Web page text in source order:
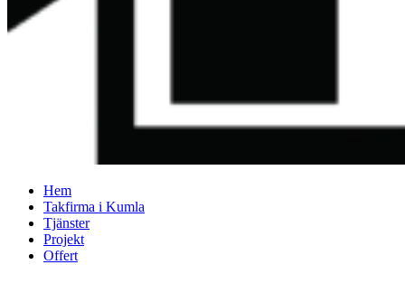
Hem
Takfirma i Kumla
Tjänster
Projekt
Offert